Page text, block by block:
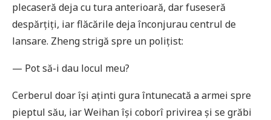
plecaseră deja cu tura anterioară, dar fuseseră
despărțiți, iar flăcările deja înconjurau centrul de
lansare. Zheng strigă spre un polițist:
— Pot să-i dau locul meu?
Cerberul doar își aținti gura întunecată a armei spre
pieptul său, iar Weihan își coborî privirea și se grăbi